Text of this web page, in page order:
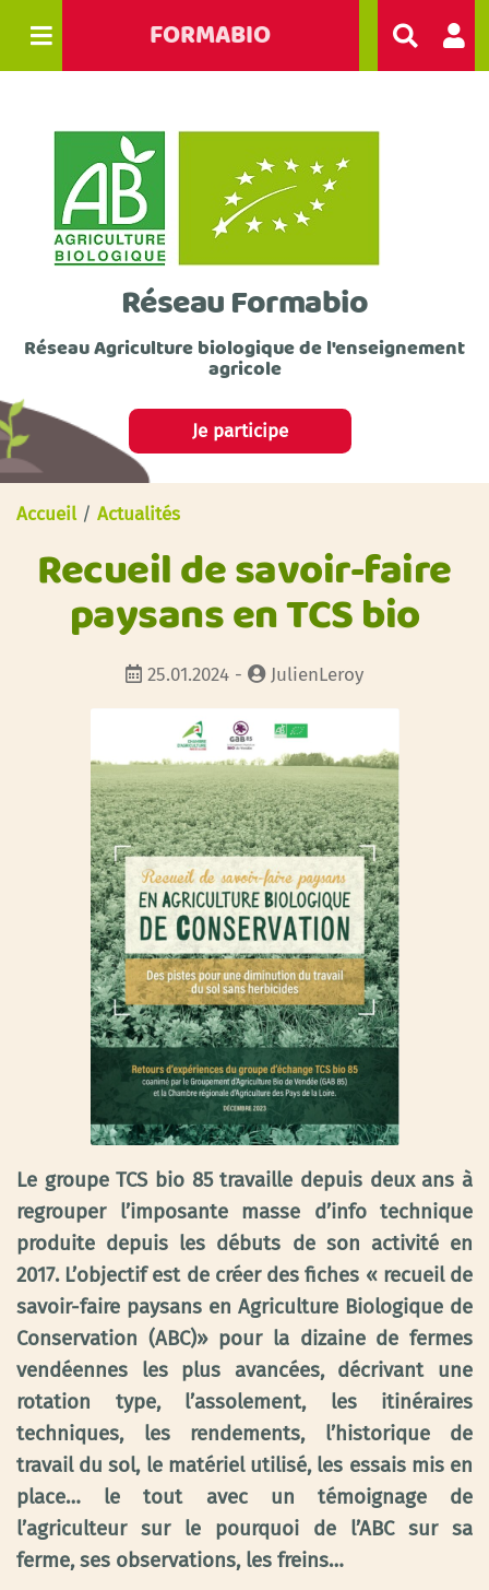
FORMABIO
Réseau Formabio
Réseau Agriculture biologique de l'enseignement
agricole
Je participe
Accueil/ Actualités
Recueil de savoir-faire
paysans en TCS bio
25.01.2024 - JulienLeroy
Le groupe TCS bio 85 travaille depuis deux ans à
regrouper l’imposante masse d’info technique
produite depuis les débuts de son activité en
2017. L’objectif est de créer des fiches « recueil de
savoir-faire paysans en Agriculture Biologique de
Conservation (ABC)» pour la dizaine de fermes
vendéennes les plus avancées, décrivant une
rotation type, l’assolement, les itinéraires
techniques, les rendements, l’historique de
travail du sol, le matériel utilisé, les essais mis en
place… le tout avec un témoignage de
l’agriculteur sur le pourquoi de l’ABC sur sa
ferme, ses observations, les freins…